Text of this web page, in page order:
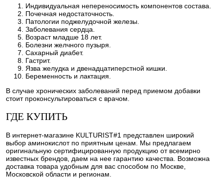
Индивидуальная непереносимость компонентов состава.
Почечная недостаточность.
Патологии поджелудочной железы.
Заболевания сердца.
Возраст младше 18 лет.
Болезни желчного пузыря.
Сахарный диабет.
Гастрит.
Язва желудка и двенадцатиперстной кишки.
Беременность и лактация.
В случае хронических заболеваний перед приемом добавки
стоит проконсультироваться с врачом.
ГДЕ КУПИТЬ
В интернет-магазине KULTURIST#1 представлен широкий
выбор аминокислот по приятным ценам. Мы предлагаем
оригинальную сертифицированную продукцию от всемирно
известных брендов, даем на нее гарантию качества. Возможна
доставка товара удобным для вас способом по Москве,
Московской области и регионам.